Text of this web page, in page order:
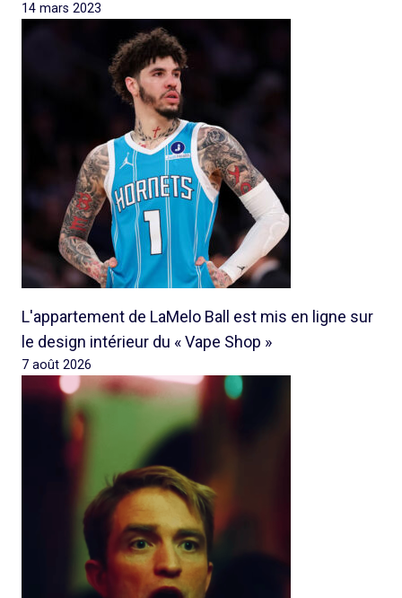
14 mars 2023
L'appartement de LaMelo Ball est mis en ligne sur
le design intérieur du « Vape Shop »
7 août 2026